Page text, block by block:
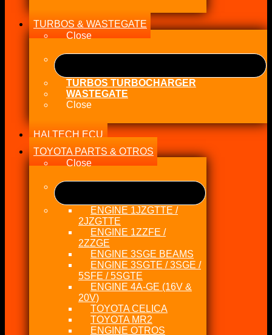
TURBOS & WASTEGATE
Close
TURBOS TURBOCHARGER
WASTEGATE
Close
HALTECH ECU
TOYOTA PARTS & OTROS
Close
ENGINE 1JZGTTE /
2JZGTTE
ENGINE 1ZZFE /
2ZZGE
ENGINE 3SGE BEAMS
ENGINE 3SGTE / 3SGE /
5SFE / 5SGTE
ENGINE 4A-GE (16V &
20V)
TOYOTA CELICA
TOYOTA MR2
ENGINE OTROS